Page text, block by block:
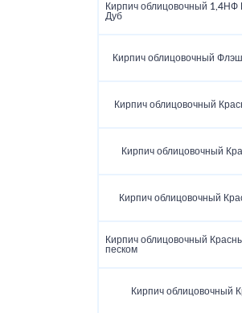
Кирпич облицовочный 1,4НФ
Дуб
Кирпич облицовочный
Кирпич облицовочный
Кирпич облицовочный
Кирпич облицовочный
Кирпич облицовочный
песком
Кирпич облицовочный